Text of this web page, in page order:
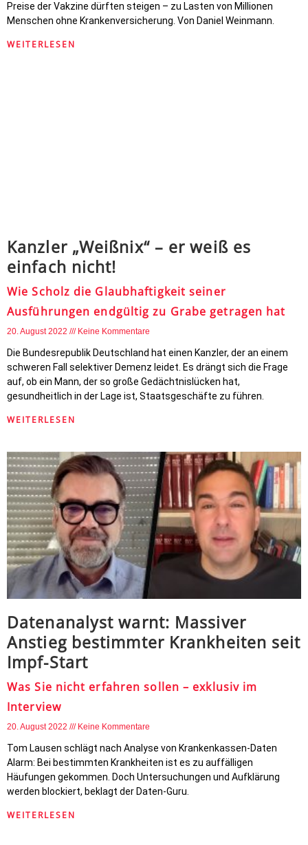
Preise der Vakzine dürften steigen – zu Lasten von Millionen
Menschen ohne Krankenversicherung. Von Daniel Weinmann.
WEITERLESEN
Kanzler „Weißnix“ – er weiß es
einfach nicht!
Wie Scholz die Glaubhaftigkeit seiner
Ausführungen endgültig zu Grabe getragen hat
20. August 2022 Keine Kommentare
Die Bundesrepublik Deutschland hat einen Kanzler, der an einem
schweren Fall selektiver Demenz leidet. Es drängt sich die Frage
auf, ob ein Mann, der so große Gedächtnislücken hat,
gesundheitlich in der Lage ist, Staatsgeschäfte zu führen.
WEITERLESEN
Datenanalyst warnt: Massiver
Anstieg bestimmter Krankheiten seit
Impf-Start
Was Sie nicht erfahren sollen – exklusiv im
Interview
20. August 2022 Keine Kommentare
Tom Lausen schlägt nach Analyse von Krankenkassen-Daten
Alarm: Bei bestimmten Krankheiten ist es zu auffälligen
Häufungen gekommen. Doch Untersuchungen und Aufklärung
werden blockiert, beklagt der Daten-Guru.
WEITERLESEN